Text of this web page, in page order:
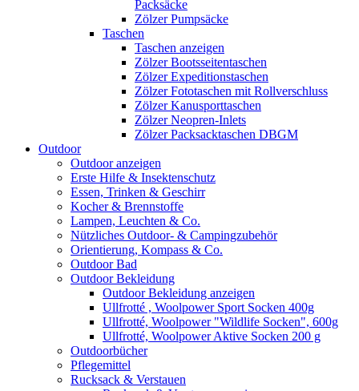
Packsäcke
Zölzer Pumpsäcke
Taschen
Taschen anzeigen
Zölzer Bootsseitentaschen
Zölzer Expeditionstaschen
Zölzer Fototaschen mit Rollverschluss
Zölzer Kanusporttaschen
Zölzer Neopren-Inlets
Zölzer Packsacktaschen DBGM
Outdoor
Outdoor anzeigen
Erste Hilfe & Insektenschutz
Essen, Trinken & Geschirr
Kocher & Brennstoffe
Lampen, Leuchten & Co.
Nützliches Outdoor- & Campingzubehör
Orientierung, Kompass & Co.
Outdoor Bad
Outdoor Bekleidung
Outdoor Bekleidung anzeigen
Ullfrotté , Woolpower Sport Socken 400g
Ullfrotté, Woolpower "Wildlife Socken", 600g
Ullfrotté, Woolpower Aktive Socken 200 g
Outdoorbücher
Pflegemittel
Rucksack & Verstauen